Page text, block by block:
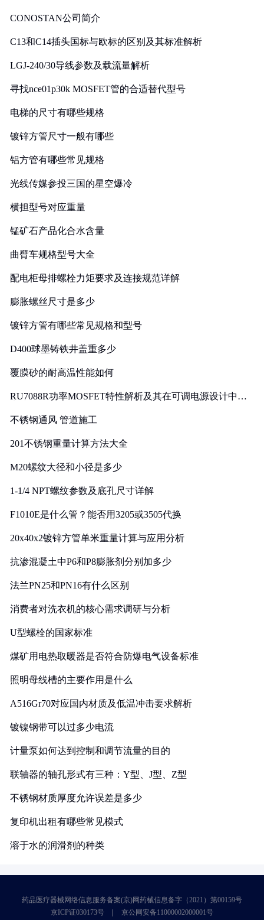
CONOSTAN公司简介
C13和C14插头国标与欧标的区别及其标准解析
LGJ-240/30导线参数及载流量解析
寻找nce01p30k MOSFET管的合适替代型号
电梯的尺寸有哪些规格
镀锌方管尺寸一般有哪些
铝方管有哪些常见规格
光线传媒参投三国的星空爆冷
横担型号对应重量
锰矿石产品化合水含量
曲臂车规格型号大全
配电柜母排螺栓力矩要求及连接规范详解
膨胀螺丝尺寸是多少
镀锌方管有哪些常见规格和型号
D400球墨铸铁井盖重多少
覆膜砂的耐高温性能如何
RU7088R功率MOSFET特性解析及其在可调电源设计中的
不锈钢通风 管道施工
201不锈钢重量计算方法大全
M20螺纹大径和小径是多少
1-1/4 NPT螺纹参数及底孔尺寸详解
F1010E是什么管？能否用3205或3505代换
20x40x2镀锌方管单米重量计算与应用分析
抗渗混凝土中P6和P8膨胀剂分别加多少
法兰PN25和PN16有什么区别
消费者对洗衣机的核心需求调研与分析
U型螺栓的国家标准
煤矿用电热取暖器是否符合防爆电气设备标准
照明母线槽的主要作用是什么
A516Gr70对应国内材质及低温冲击要求解析
镀镍钢带可以过多少电流
计量泵如何达到控制和调节流量的目的
联轴器的轴孔形式有三种：Y型、J型、Z型
不锈钢材质厚度允许误差是多少
复印机出租有哪些常见模式
溶于水的润滑剂的种类
药品医疗器械网络信息服务备案(京)网药械信息备字（2021）第00159号
京ICP证030173号
京公网安备11000002000001号